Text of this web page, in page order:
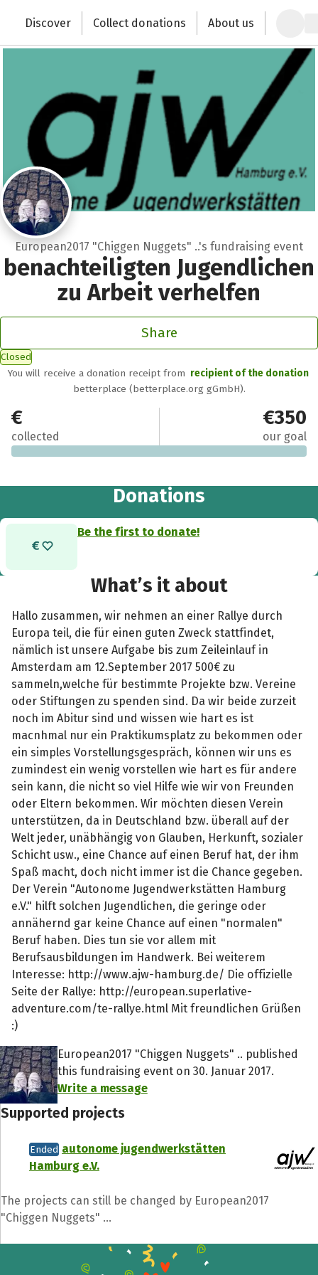
Change the world with your donation
Discover Collect donations About us
European2017 "Chiggen Nuggets" ..'s fundraising event
benachteiligten Jugendlichen
zu Arbeit verhelfen
Share
Closed
You will receive a donation receipt from recipient of the donation
betterplace (betterplace.org gGmbH).
€0
collected
€350
our goal
Donations
Be the first to donate!
What’s it about
Hallo zusammen, wir nehmen an einer Rallye durch
Europa teil, die für einen guten Zweck stattfindet,
nämlich ist unsere Aufgabe bis zum Zeileinlauf in
Amsterdam am 12.September 2017 500€ zu
sammeln,welche für bestimmte Projekte bzw. Vereine
oder Stiftungen zu spenden sind. Da wir beide zurzeit
noch im Abitur sind und wissen wie hart es ist
macnhmal nur ein Praktikumsplatz zu bekommen oder
ein simples Vorstellungsgespräch, können wir uns es
zumindest ein wenig vorstellen wie hart es für andere
sein kann, die nicht so viel Hilfe wie wir von Freunden
oder Eltern bekommen. Wir möchten diesen Verein
unterstützen, da in Deutschland bzw. überall auf der
Welt jeder, unäbhängig von Glauben, Herkunft, sozialer
Schicht usw., eine Chance auf einen Beruf hat, der ihm
Spaß macht, doch nicht immer ist die Chance gegeben.
Der Verein "Autonome Jugendwerkstätten Hamburg
e.V." hilft solchen Jugendlichen, die geringe oder
annähernd gar keine Chance auf einen "normalen"
Beruf haben. Dies tun sie vor allem mit
Berufsausbildungen im Handwerk. Bei weiterem
Interesse: http://www.ajw-hamburg.de/ Die offizielle
Seite der Rallye: http://european.superlative-
adventure.com/te-rallye.html Mit freundlichen Grüßen
:)
European2017 "Chiggen Nuggets" .. published
this fundraising event on 30. Januar 2017.
Write a message
Supported projects
Ended autonome jugendwerkstätten
Hamburg e.V.
The projects can still be changed by European2017
"Chiggen Nuggets" ...
Share fundraising event
Help to collect more donations!
Facebook WhatsApp